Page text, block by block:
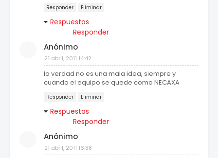
Responder Eliminar
Respuestas
Responder
Anónimo
21 abril, 2011 14:42
la verdad no es una mala idea, siempre y
cuando el equipo se quede como NECAXA
Responder Eliminar
Respuestas
Responder
Anónimo
21 abril, 2011 16:38